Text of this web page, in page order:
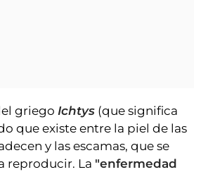
griego Ichtys (que significa
que existe entre la piel de las
y las escamas, que se
reproducir. La "enfermedad